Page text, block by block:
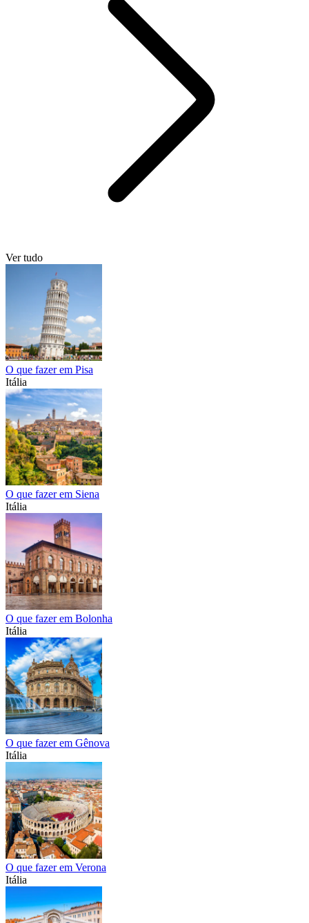
Ver tudo
O que fazer em Pisa
Itália
O que fazer em Siena
Itália
O que fazer em Bolonha
Itália
O que fazer em Gênova
Itália
O que fazer em Verona
Itália